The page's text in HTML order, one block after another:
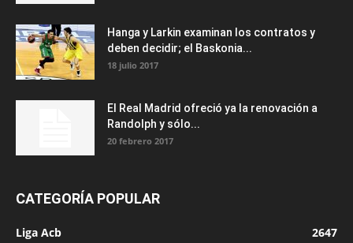
Hanga y Larkin examinan los contratos y
deben decidir; el Baskonia...
18 julio 2017
El Real Madrid ofreció ya la renovación a
Randolph y sólo...
20 febrero 2017
CATEGORÍA POPULAR
Liga Acb 2647